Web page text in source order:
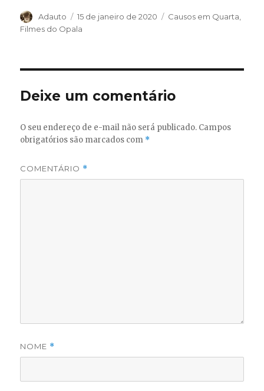
Autor
Adauto
Publicado
em
15 de janeiro de 2020 Categorias
Causos em Quarta,
Filmes do Opala
Deixe um comentário
O seu endereço de e-mail não será publicado. Campos
obrigatórios são marcados com *
COMENTÁRIO *
NOME *